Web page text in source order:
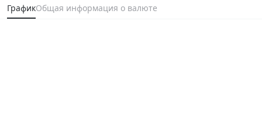
ГрафикОбщая информация о валюте